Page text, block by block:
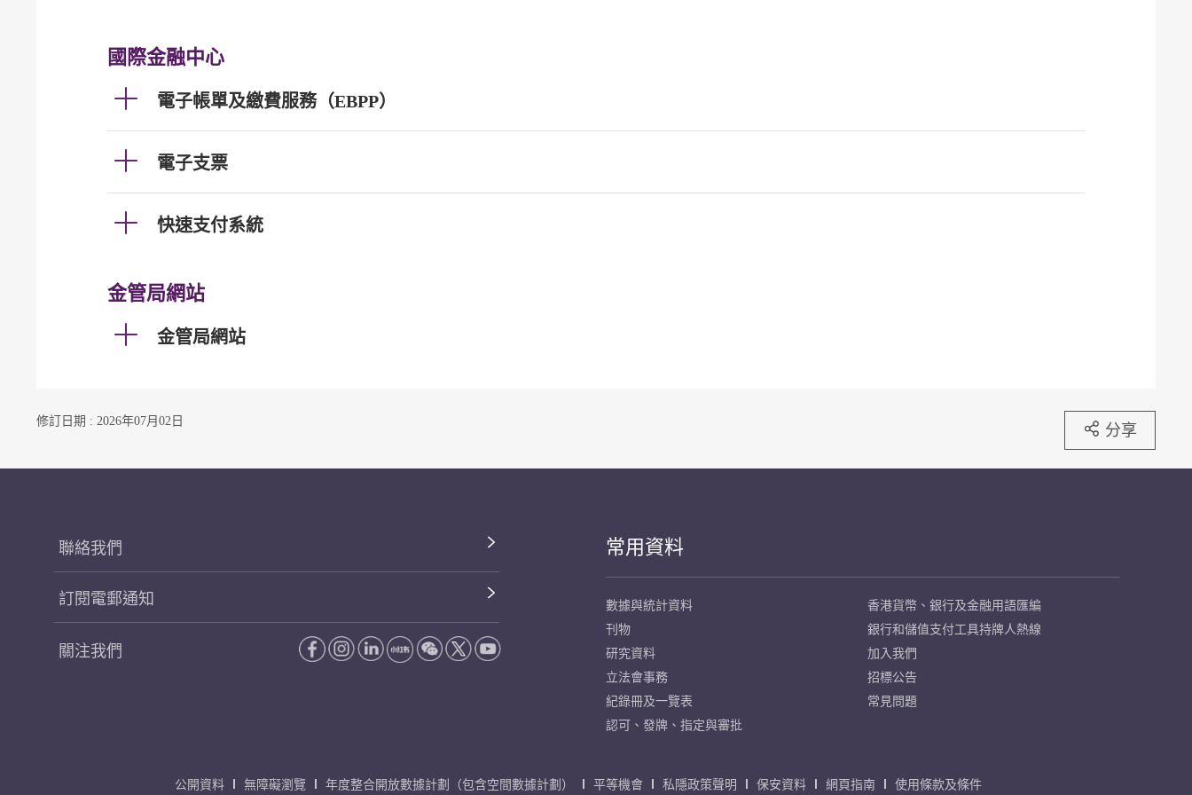
國際金融中心
電子帳單及繳費服務（EBPP）
電子支票
快速支付系統
金管局網站
金管局網站
修訂日期 : 2026年07月02日 分享
聯絡我們
訂閱電郵通知
關注我們
常用資料
數據與統計資料
刊物
研究資料
立法會事務
紀錄冊及一覽表
認可、發牌、指定與審批
香港貨幣、銀行及金融用語匯編
銀行和儲值支付工具持牌人熱線
加入我們
招標公告
常見問題
公開資料 無障礙瀏覽 年度整合開放數據計劃（包含空間數據計劃） 平等機會 私隱政策聲明 保安資料 網頁指南 使用條款及條件